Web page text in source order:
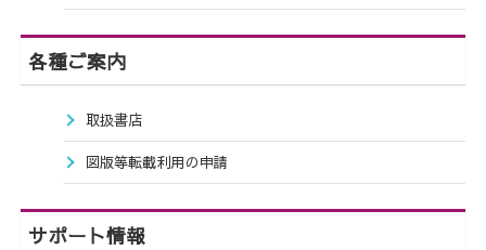
各種ご案内
取扱書店
図版等転載利用の申請
サポート情報